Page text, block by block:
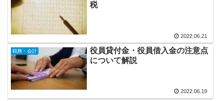
税
2022.06.21
税務・会計
役員貸付金・役員借入金の注意点
について解説
2022.06.19